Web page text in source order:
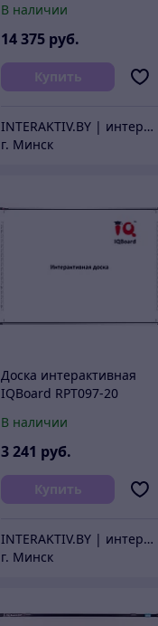
В наличии
14 375 руб.
Купить
INTERAKTIV.BY | интерактивное оборудование
г. Минск
Доска интерактивная
IQBoard RPT097-20
В наличии
3 241 руб.
Купить
INTERAKTIV.BY | интерактивное оборудование
г. Минск